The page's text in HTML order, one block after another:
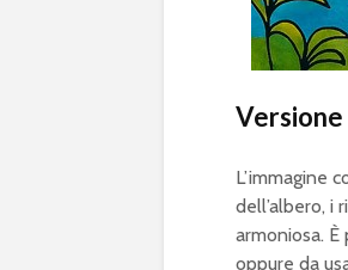
Versione
L’immagine
dell’albero, i
armoniosa.
oppure da